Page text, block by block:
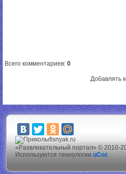
Всего комментариев: 0
Добавлять
fisnyak.ru
«Развлекательный портал» © 2010-
Используются технологии uCoz